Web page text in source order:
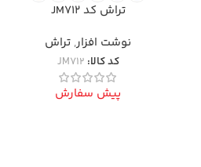
تراش کد JM712
نوشت افزار, تراش
کد کالا: JM712
پیش سفارش